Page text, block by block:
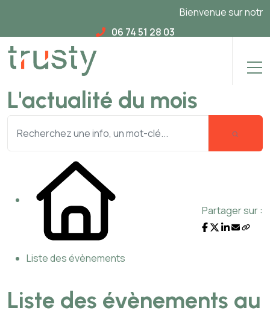
Bienvenue sur notre
06 74 51 28 03
L'actualité du mois
Liste des évènements
Partager sur :
Liste des évènements au